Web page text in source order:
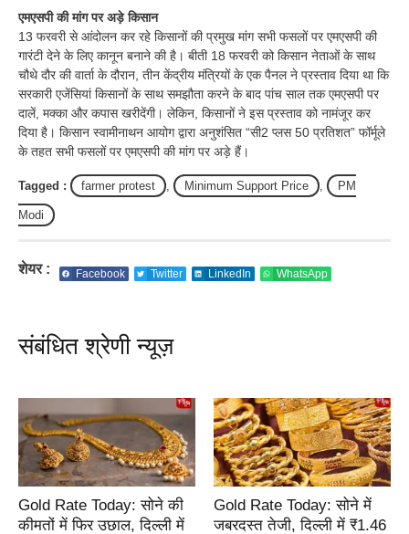
एमएसपी की मांग पर अड़े किसान
13 फरवरी से आंदोलन कर रहे किसानों की प्रमुख मांग सभी फसलों पर एमएसपी की
गारंटी देने के लिए कानून बनाने की है। बीती 18 फरवरी को किसान नेताओं के साथ
चौथे दौर की वार्ता के दौरान, तीन केंद्रीय मंत्रियों के एक पैनल ने प्रस्ताव दिया था कि
सरकारी एजेंसियां किसानों के साथ समझौता करने के बाद पांच साल तक एमएसपी पर
दालें, मक्का और कपास खरीदेंगी। लेकिन, किसानों ने इस प्रस्ताव को नामंजूर कर
दिया है। किसान स्वामीनाथन आयोग द्वारा अनुशंसित “सी2 प्लस 50 प्रतिशत” फॉर्मूले
के तहत सभी फसलों पर एमएसपी की मांग पर अड़े हैं।
Tagged : farmer protest Minimum Support Price PM
Modi
शेयर : Facebook Twitter LinkedIn WhatsApp
संबंधित श्रेणी न्यूज़
Gold Rate Today: सोने की
कीमतों में फिर उछाल, दिल्ली में
Gold Rate Today: सोने में
जबरदस्त तेजी, दिल्ली में ₹1.46